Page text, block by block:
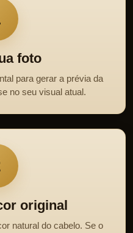
foto
para gerar a prévia da
no seu visual atual.
original
natural do cabelo. Se o